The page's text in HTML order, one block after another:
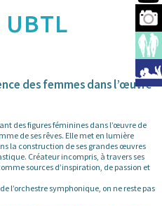
UBTL
des femmes dans l’œuvre
des figures féminines dans l’œuvre de
de ses rêves. Elle met en lumière
la construction de ses grandes œuvres
Créateur incompris, à travers ses
sources d’inspiration, de passion et
l’orchestre symphonique, on ne reste pas